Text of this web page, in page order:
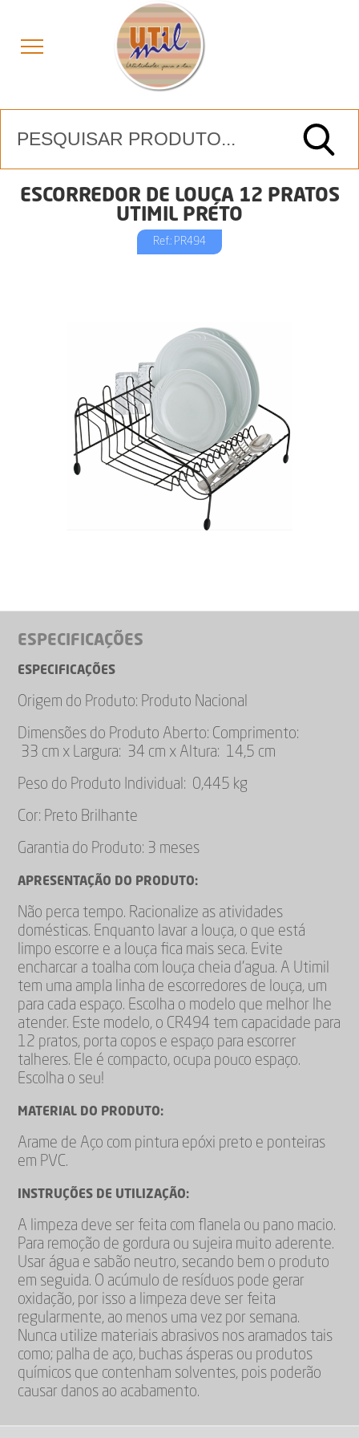
ESCORREDOR DE LOUÇA 12 PRATOS
UTIMIL PRETO
Ref.: PR494
ESPECIFICAÇÕES
ESPECIFICAÇÕES
Origem do Produto: Produto Nacional
Dimensões do Produto Aberto: Comprimento:
33 cm x Largura: 34 cm x Altura: 14,5 cm
Peso do Produto Individual: 0,445 kg
Cor: Preto Brilhante
Garantia do Produto: 3 meses
APRESENTAÇÃO DO PRODUTO:
Não perca tempo. Racionalize as atividades
domésticas. Enquanto lavar a louça, o que está
limpo escorre e a louça fica mais seca. Evite
encharcar a toalha com louça cheia d’agua. A Utimil
tem uma ampla linha de escorredores de louça, um
para cada espaço. Escolha o modelo que melhor lhe
atender. Este modelo, o CR494 tem capacidade para
12 pratos, porta copos e espaço para escorrer
talheres. Ele é compacto, ocupa pouco espaço.
Escolha o seu!
MATERIAL DO PRODUTO:
Arame de Aço com pintura epóxi preto e ponteiras
em PVC.
INSTRUÇÕES DE UTILIZAÇÃO:
A limpeza deve ser feita com flanela ou pano macio.
Para remoção de gordura ou sujeira muito aderente.
Usar água e sabão neutro, secando bem o produto
em seguida. O acúmulo de resíduos pode gerar
oxidação, por isso a limpeza deve ser feita
regularmente, ao menos uma vez por semana.
Nunca utilize materiais abrasivos nos aramados tais
como; palha de aço, buchas ásperas ou produtos
químicos que contenham solventes, pois poderão
causar danos ao acabamento.